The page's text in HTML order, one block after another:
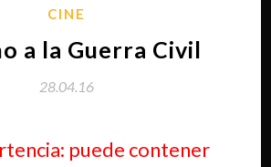
CINE
a la Guerra Civil
28.04.16
puede contener